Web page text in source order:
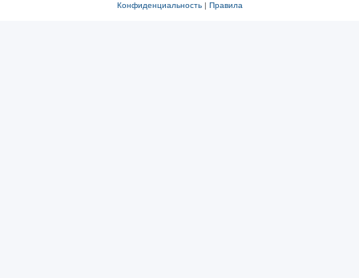
Конфиденциальность| Правила